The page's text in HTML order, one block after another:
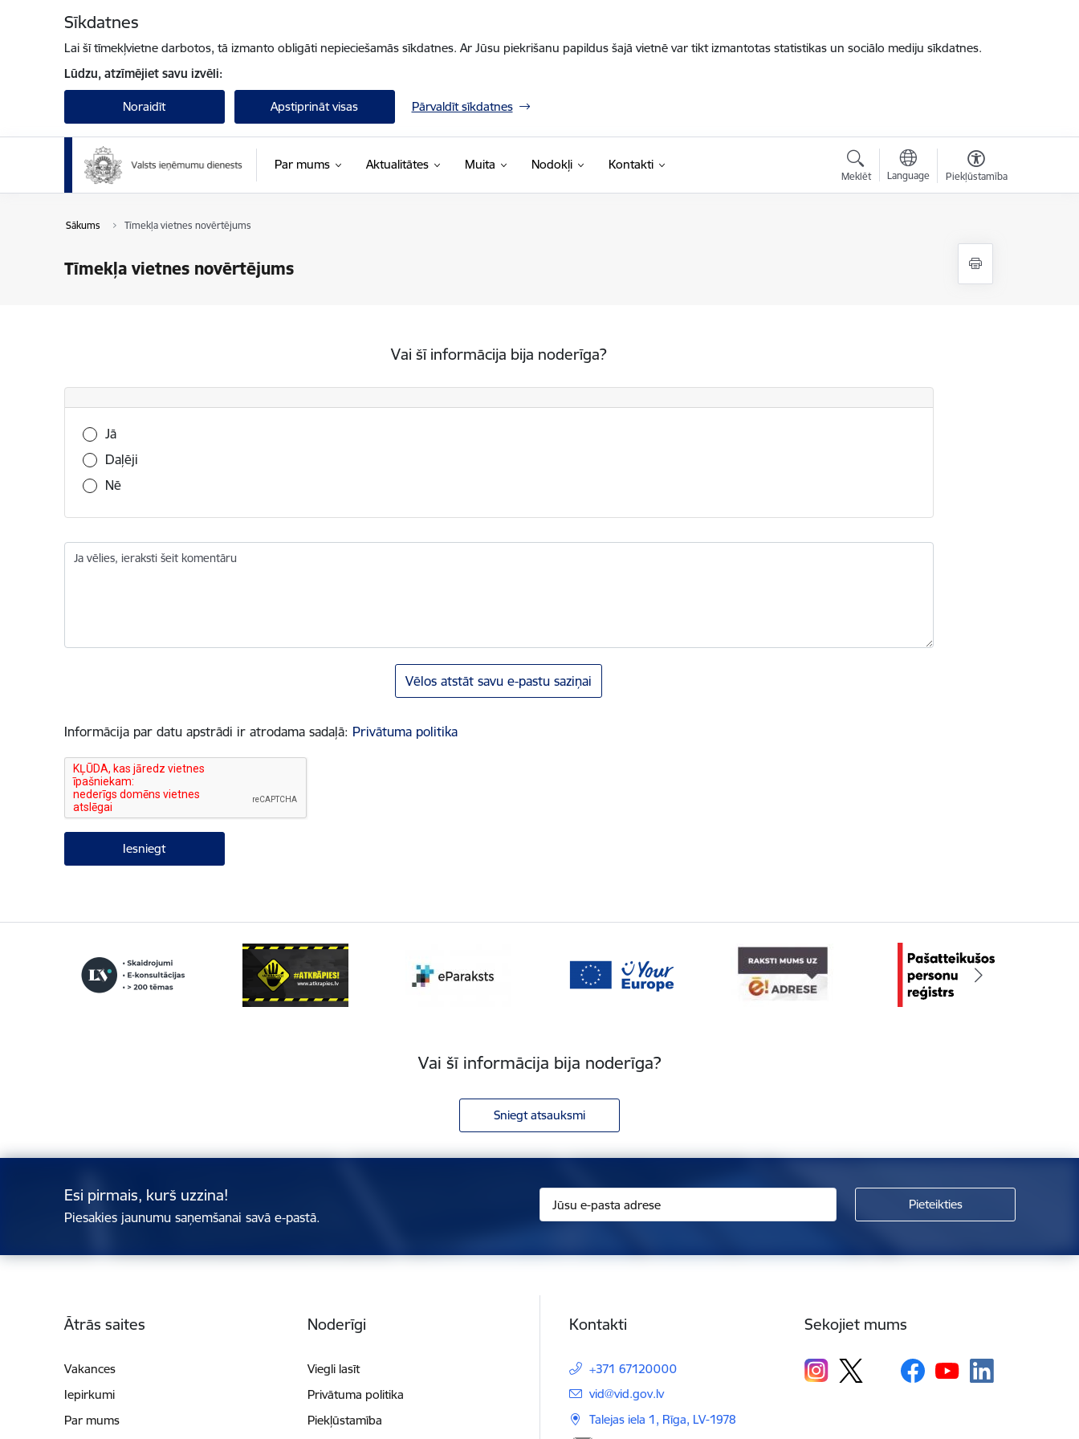
Sīkdatnes
Lai šī tīmekļvietne darbotos, tā izmanto obligāti nepieciešamās sīkdatnes. Ar Jūsu piekrišanu papildus šajā vietnē var tikt izmantotas statistikas un sociālo mediju sīkdatnes.
Lūdzu, atzīmējiet savu izvēli:
Noraidīt Apstiprināt visas Pārvaldīt sīkdatnes
Par mums Aktualitātes Muita Nodokļi Kontakti
Meklēt Language Piekļūstamība
Sākums Tīmekļa vietnes novērtējums
Tīmekļa vietnes novērtējums
Vai šī informācija bija noderīga?
Vai šī informācija bija noderīga?
Jā
Daļēji
Nē
Ja vēlies, ieraksti šeit komentāru
Vēlos atstāt savu e-pastu saziņai
Informācija par datu apstrādi ir atrodama sadaļā: Privātuma politika
Vai šī informācija bija noderīga?
Sniegt atsauksmi
Esi pirmais, kurš uzzina!
Piesakies jaunumu saņemšanai savā e-pastā.
Ātrās saites
Vakances
Iepirkumi
Par mums
Noderīgi
Viegli lasīt
Privātuma politika
Piekļūstamība
Kontakti
+371 67120000
E-pasts:
vid@vid.gov.lv
Talejas iela 1, Rīga, LV-1978
Sekojiet mums